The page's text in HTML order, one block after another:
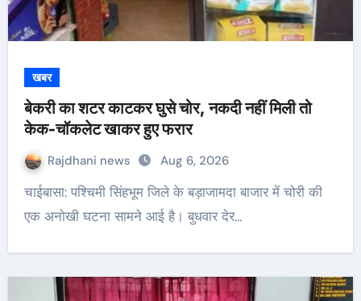
खबर
बेकरी का शटर काटकर घुसे चोर, नकदी नहीं मिली तो
केक-चॉकलेट खाकर हुए फरार
Rajdhani news Aug 6, 2026
चाईबासा: पश्चिमी सिंहभूम जिले के बड़ाजामदा बाजार में चोरी की
एक अनोखी घटना सामने आई है। बुधवार देर…